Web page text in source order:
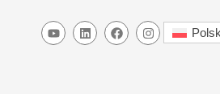
Y
o
L
i
F
a
I
n